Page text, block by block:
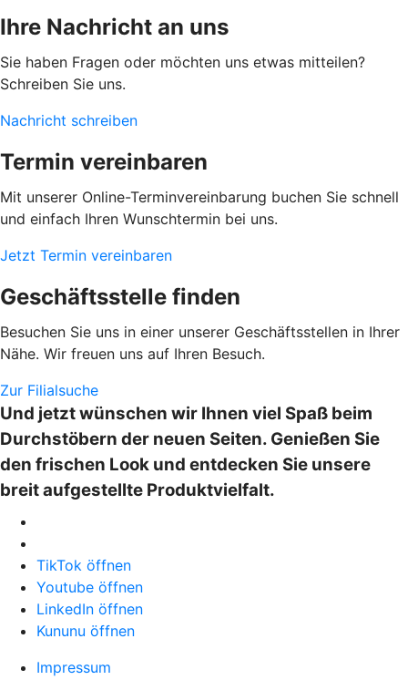
Ihre Nachricht an uns
Sie haben Fragen oder möchten uns etwas mitteilen?
Schreiben Sie uns.
Nachricht schreiben
Termin vereinbaren
Mit unserer Online-Terminvereinbarung buchen Sie schnell
und einfach Ihren Wunschtermin bei uns.
Jetzt Termin vereinbaren
Geschäftsstelle finden
Besuchen Sie uns in einer unserer Geschäftsstellen in Ihrer
Nähe. Wir freuen uns auf Ihren Besuch.
Zur Filialsuche
Und jetzt wünschen wir Ihnen viel Spaß beim
Durchstöbern der neuen Seiten. Genießen Sie
den frischen Look und entdecken Sie unsere
breit aufgestellte Produktvielfalt.
TikTok öffnen
Youtube öffnen
LinkedIn öffnen
Kununu öffnen
Impressum